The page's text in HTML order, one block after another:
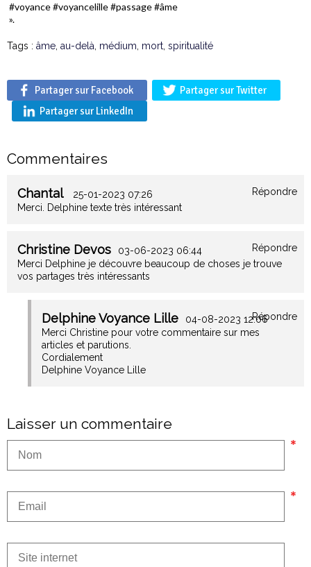
#voyance #voyancelille #passage #âme
».
Tags : âme au-delà médium mort spiritualité
Partager sur Facebook
Partager sur Twitter
Partager sur LinkedIn
Commentaires
Chantal 25-01-2023 07:26
Répondre
Merci. Delphine texte très intéressant
Christine Devos 03-06-2023 06:44
Répondre
Merci Delphine je découvre beaucoup de choses je trouve
vos partages très intéressants
Delphine Voyance Lille 04-08-2023 12:06Répondre
Merci Christine pour votre commentaire sur mes
articles et parutions.
Cordialement
Delphine Voyance Lille
Laisser un commentaire